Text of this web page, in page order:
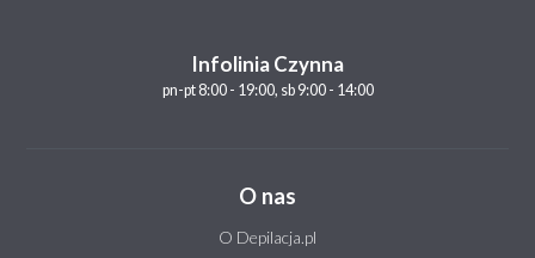
Infolinia Czynna
pn-pt 8:00 - 19:00, sb 9:00 - 14:00
O nas
O Depilacja.pl